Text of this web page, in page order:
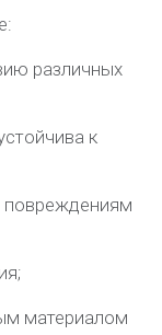
различных
к
повреждениям
материалом